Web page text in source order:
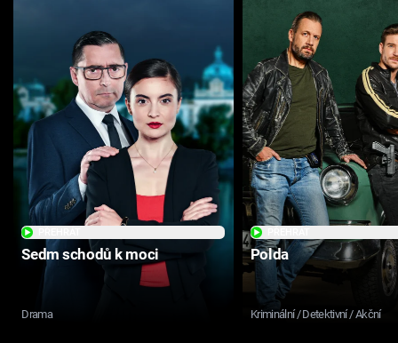
Sedm schodů k moci
Drama
Polda
Kriminální / Detektivní / Akční